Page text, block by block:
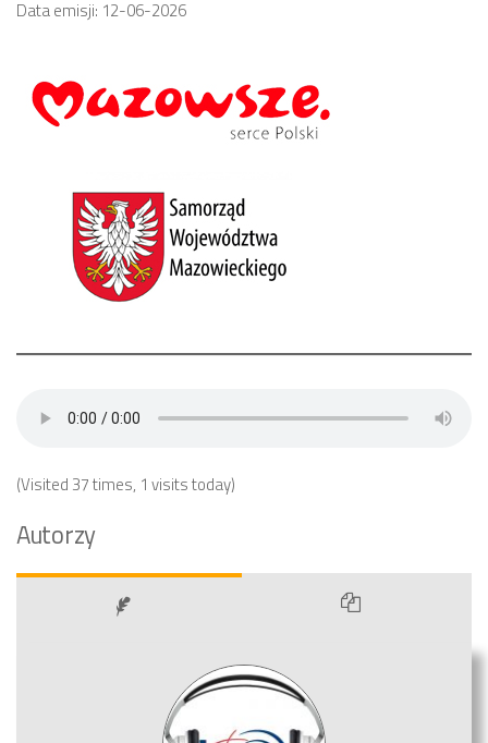
Data emisji: 12-06-2026
(Visited 37 times, 1 visits today)
Autorzy